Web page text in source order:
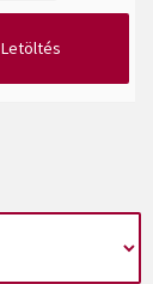
Letöltés